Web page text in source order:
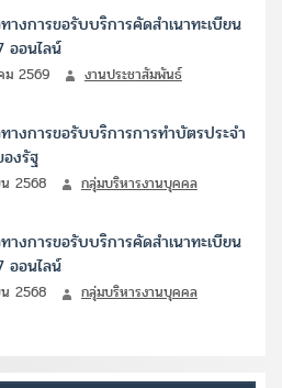
างการขอรับบริการคัดสำเนาทะเบียน
ออนไลน์
ม 2569
งานประชาสัมพันธ์
างการขอรับบริการการทำบัตรประจำ
งรัฐ
2568
กลุ่มบริหารงานบุคคล
างการขอรับบริการคัดสำเนาทะเบียน
ออนไลน์
2568
กลุ่มบริหารงานบุคคล